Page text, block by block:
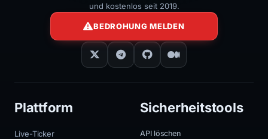
und kostenlos seit 2019.
BEDROHUNG MELDEN
Plattform
Live-Ticker
Sicherheitstools
API löschen